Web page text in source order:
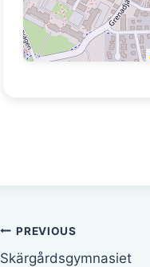
PREVIOUS
Skärgårdsgymnasiet